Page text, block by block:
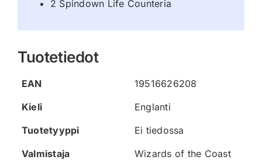
2 Spindown Life Counteria
Tuotetiedot
EAN
19516626208
Kieli
Englanti
Tuotetyyppi
Ei tiedossa
Valmistaja
Wizards of the Coast